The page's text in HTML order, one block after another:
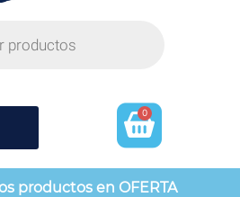
0
productos en OFERTA